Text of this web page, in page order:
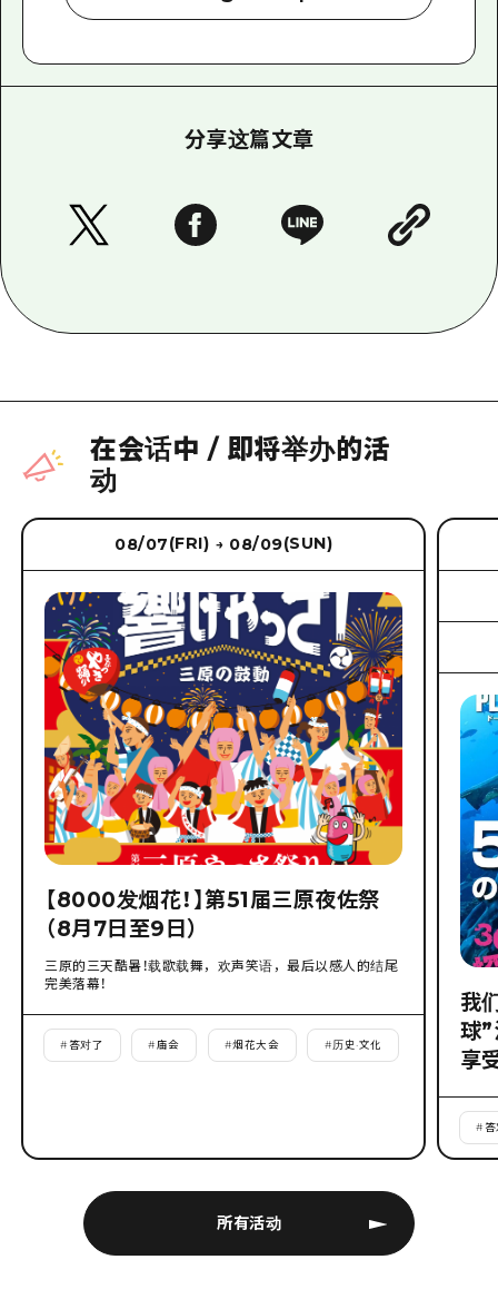
分享这篇文章
在会话中 / 即将举办的活
动
所有活动
08/07(FRI) → 08/09(SUN)
【8000发烟花！】第51届三原夜佐祭
（8月7日至9日）
三原的三天酷暑！载歌载舞，欢声笑语，最后以感人的结尾
完美落幕！
# 答对了 #庙会 #烟花大会 #历史·文化
我
球
享
#